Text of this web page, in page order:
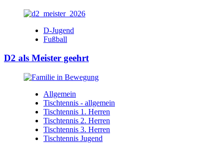
D-Jugend
Fußball
D2 als Meister geehrt
Allgemein
Tischtennis - allgemein
Tischtennis 1. Herren
Tischtennis 2. Herren
Tischtennis 3. Herren
Tischtennis Jugend